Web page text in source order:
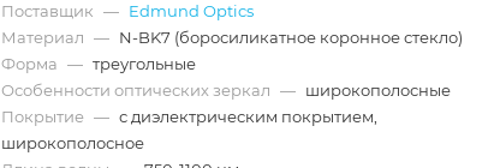
Поставщик — Edmund Optics
Материал — N-BK7 (боросиликатное коронное стекло)
Форма — треугольные
Особенности оптических зеркал — широкополосные
Покрытие — с диэлектрическим покрытием,
широкополосное